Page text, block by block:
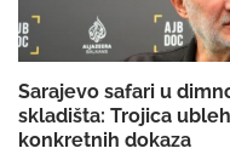
Sarajevo safari u
skladišta: Trojica
konkretnih dokaza